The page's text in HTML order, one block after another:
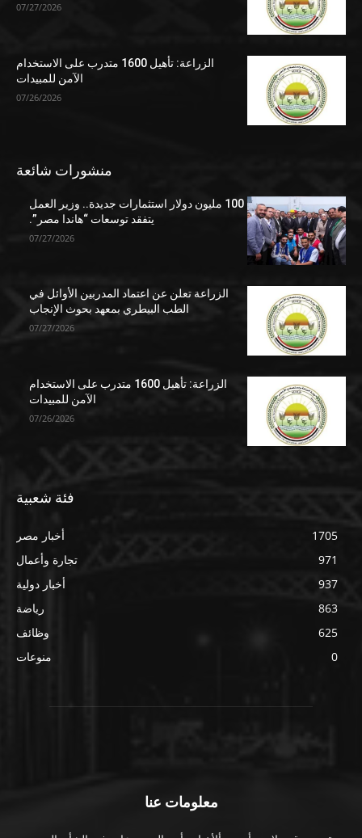
07/27/2026
الزراعة: تأهيل 1600 متدرب على الاستخدام
الآمن للمبيدات
07/26/2026
منشورات شائعة
100 مليون دولار استثمارات جديدة.. وزير العمل
يتفقد توسعات “هاندا مصر”.
07/27/2026
الزراعة تعلن عن اعتماد المدربين الأوائل في
الطب البيطري بمعهد بحوث الإنجاب
07/27/2026
الزراعة: تأهيل 1600 متدرب على الاستخدام
الآمن للمبيدات
07/26/2026
فئة شعبية
أخبار مصر
1705
تجارة وأعمال
971
أخبار دولية
937
رياضة
863
وظائف
625
منوعات
0
معلومات عنا